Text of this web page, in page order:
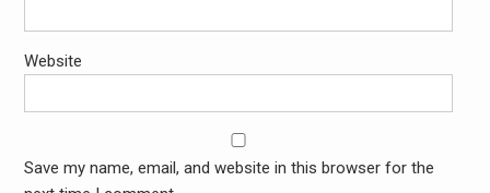
Website
Save my name, email, and website in this browser for the